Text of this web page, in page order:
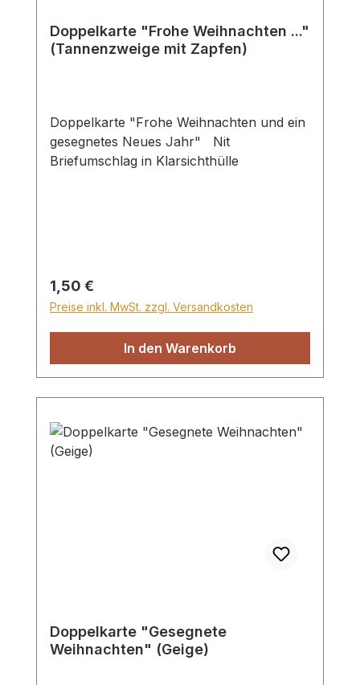
Doppelkarte "Frohe Weihnachten ..."
(Tannenzweige mit Zapfen)
Doppelkarte "Frohe Weihnachten und ein
gesegnetes Neues Jahr" Nit
Briefumschlag in Klarsichthülle
Regulärer Preis:
1,50 €
Preise inkl. MwSt. zzgl. Versandkosten
In den Warenkorb
Doppelkarte "Gesegnete
Weihnachten" (Geige)